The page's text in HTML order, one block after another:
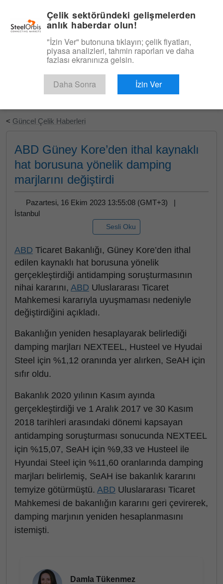
Ücretsiz Deneyin
< Güncel Çelik Haberleri
ABD Güney Kore’den ithal kaynaklı
hat borusuna yönelik damping
marjlarını değiştirdi
Pazartesi, 16 Ekim 2023 13:55:08 (GMT+3) |
İstanbul
Sesli Oku
ABD Ticaret Bakanlığı, Güney Kore’den ithal
edilen kaynaklı hat borusuna yönelik
gerçekleştirdiği antidamping soruşturmasının
nihai kararını, ABD Uluslararası Ticaret
Mahkemesi kararıyla uyuşmaması nedeniyle
değiştirdiğini açıkladı.
Bakanlığın yeniden hesaplayarak belirlediği
damping marjları NEXTEEL, Husteel ve Hyudai
Steel için %1,12 oranında yer alırken, SeAH için
sıfır oldu.
Bakanlık 2020 yılının Kasım ayında
gerçekleştirdiği ve 1 Aralık 2017 ve 30 Kasım
2018 tarihleri arasındaki dönemi kapsayan
antidamping soruşturması sonucunda NEXTEEL
için %15,07, SeAH için %9,33 ve Husteel ile
Hyundai Steel için %11,60 oranlarında damping
marjları belirlemiş, SeAH ise bakanlık kararını
temyize götürmüştü. ABD Uluslararası Ticaret
Mahkemesi de bakanlığın kararını geri çevirerek,
damping marjının yeniden hesaplanmasını
istemişti.
Damla Tükenmez
Çelik sektöründeki gelişmelerden
anlık haberdar olun!
"İzin Ver" butonuna tıklayın; çelik fiyatları,
piyasa analizleri, tahmin raporları ve daha
fazlası ekranınıza gelsin.
Daha Sonra İzin Ver